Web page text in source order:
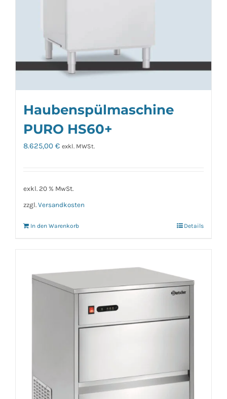
Haubenspülmaschine
PURO HS60+
8.625,00 € exkl. MWSt.
exkl. 20 % MwSt.
zzgl. Versandkosten
In den Warenkorb Details